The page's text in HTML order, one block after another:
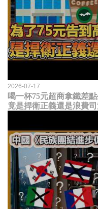
2026-07-17
喝一杯75元超商拿鐵差
竟是捍衛正義還是浪費